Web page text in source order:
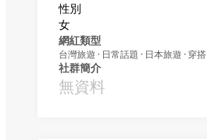
性別
女
網紅類型
台灣旅遊 · 日常話題 · 日本旅遊 · 穿搭
社群簡介
無資料